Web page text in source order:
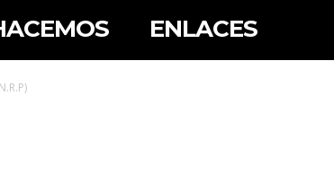
ENLACES